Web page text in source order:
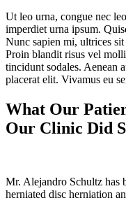
Ut leo urna, congue nec
imperdiet urna ipsum.
Nunc sapien mi, ultrices
Proin blandit risus vel
tincidunt sodales. Aenean
placerat elit. Vivamus eu
What Our
Our Clinic Did
Mr. Alejandro Schultz has
herniated disc herniation